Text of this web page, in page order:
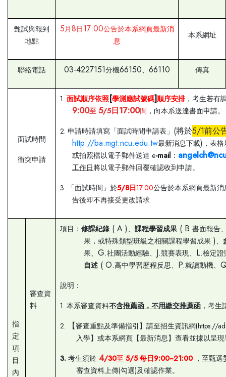
甄試與報到
地點
5 月 8 日 17:00公告於本系網頁最新消
息
本系網址
聯絡電話 03-4227151分機66150 66110 傳真
面試時間
衝突申請
1. 面試順序依照 [學測應試號碼]順序安排， 考生若有
9:00至 5/5日17:00間 ，向本系送達書面申請。
2. 申請時請填寫「面試時間申請表」 (將於5/1前公
http://ba.mgt.ncu.edu.tw最新消息下載) ，表
或拍照檔以電子郵件送達 e-mail ：
工作日 將以電子郵件回覆確認收到申請。
3. 「面試時間」於5/8 日 17:00公告於本系網頁最新
告後即不再接受更改請求
指
定
項
目
內
審查資
料
項目： 修課紀錄 ( A ) 課程學習成果 ( B.書面報告
果，或特殊類型班級之相關課程學習成果 )
果、G.社團活動經驗、 J.競賽表現、 L.檢定證
自述 ( O.高中學習歷程反思、 P.就讀動機、
說明：
1. 本系審查資料不含推薦函，不用繳交推薦函 ，考生
2. 【審查重點及準備指引】請至招生資訊網(https://
入學】或本系網頁【最新消息】查看並據以呈
3. 考生須於 4/30至 5/5每日9:00~21:00
，至甄
審查資料上傳(勾選)及確認作業。